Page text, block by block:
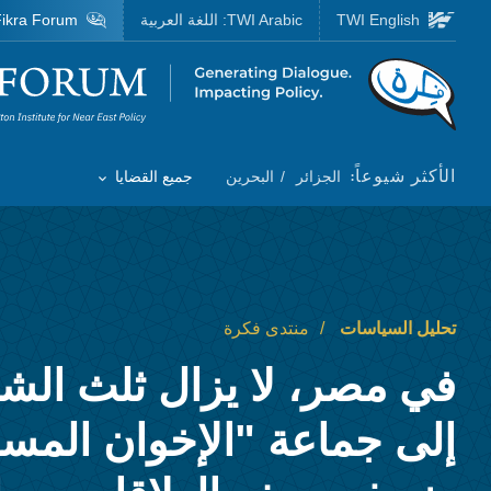
Skip to main content
Homepage
الأكثر شيوعاً: الجزائر البحرين
Toggle List of
جميع القضايا
TWI English
TWI Arabic: اللغة العربية Forum
تحليل السياسات منتدى فكرة
في مصر، لا يزال ثلث
إلى جماعة "الإخوان